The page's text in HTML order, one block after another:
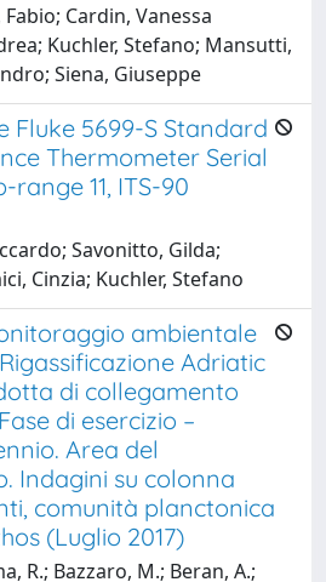
Cardin, Vanessa
Kuchler, Stefano; Mansutti,
Siena, Giuseppe
Fluke 5699-S Standard
Thermometer Serial
range 11, ITS-90
Savonitto, Gilda;
Cinzia; Kuchler, Stefano
ambientale
Adriatic
di collegamento
di esercizio –
Area del
Indagini su colonna
comunità planctonica
(Luglio 2017)
R.; Bazzaro, M.; Beran, A.;